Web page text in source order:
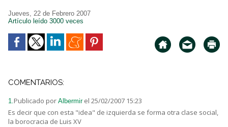
Jueves, 22 de Febrero 2007
Artículo leído 3000 veces
COMENTARIOS:
1.Publicado por Albermir el 25/02/2007 15:23
Es decir que con esta "idea" de izquierda se forma otra clase social,
la borocracia de Luis XV